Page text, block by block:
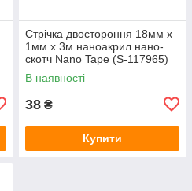
Стрічка двостороння 18мм x
1мм x 3м наноакрил нано-
скотч Nano Tape (S-117965)
В наявності
38 ₴
Купити